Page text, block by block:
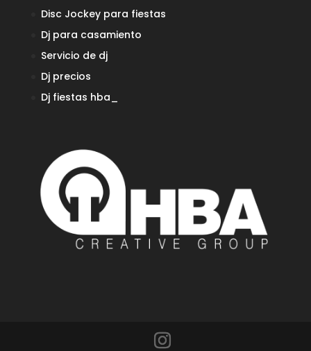
Disc Jockey para fiestas
Dj para casamiento
Servicio de dj
Dj precios
Dj fiestas hba_